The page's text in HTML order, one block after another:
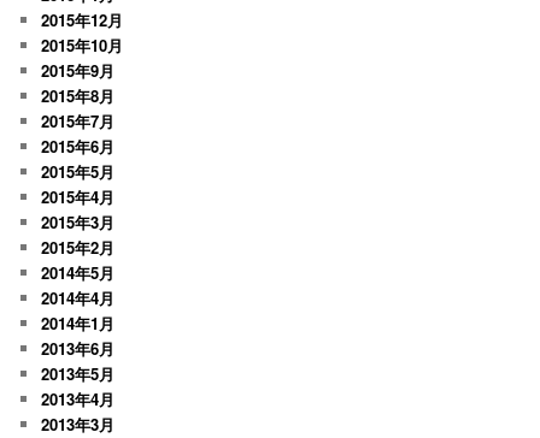
2015年12月
2015年10月
2015年9月
2015年8月
2015年7月
2015年6月
2015年5月
2015年4月
2015年3月
2015年2月
2014年5月
2014年4月
2014年1月
2013年6月
2013年5月
2013年4月
2013年3月